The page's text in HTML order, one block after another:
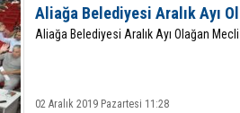
Aliağa Belediyesi Aralık Ayı
Aliağa Belediyesi Aralık Ayı Olağan
02 Aralık 2019 Pazartesi 11:28